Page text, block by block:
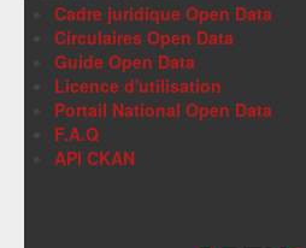
Cadre juridique Open Data
Circulaires Open Data
Guide Open Data
Licence d'utilisation
Portail National Open Data
F.A.Q
API CKAN